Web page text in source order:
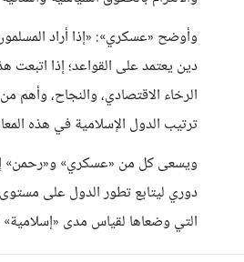
وأوضح «عسكري»: «إذا أراد
دين يعتمد على القواعد؛ إذا
الرخاء الاقتصادي، والنجاح، وأهم
ترتيب الدول الإسلامية في هذه
ويسعى كل من «عسكري» و«رحمن»
التي وضعاها لقياس مدى «إسلامية»